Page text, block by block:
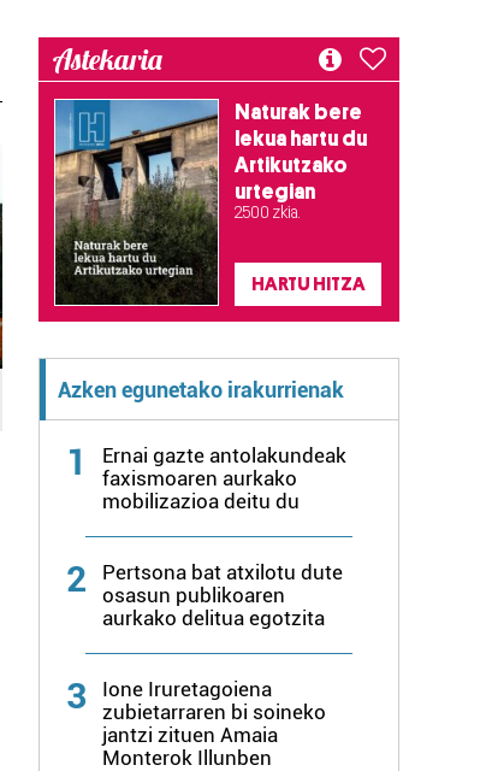
Astekaria
Naturak bere
lekua hartu du
Artikutzako
urtegian
2.500 zkia.
HARTU HITZA
Azken egunetako irakurrienak
1
Ernai gazte antolakundeak
faxismoaren aurkako
mobilizazioa deitu du
2
Pertsona bat atxilotu dute
osasun publikoaren
aurkako delitua egotzita
3
Ione Iruretagoiena
zubietarraren bi soineko
jantzi zituen Amaia
Monterok Illunben